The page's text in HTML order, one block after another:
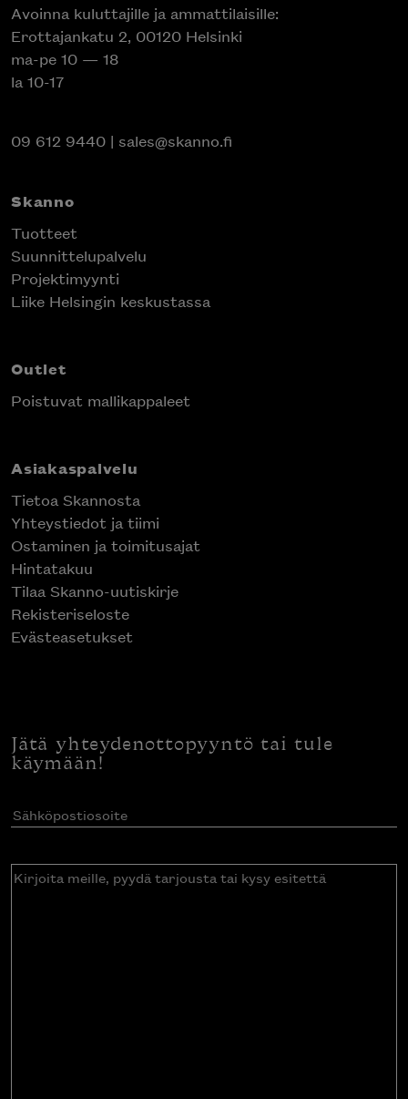
Avoinna kuluttajille ja ammattilaisille:
Erottajankatu 2, 00120 Helsinki
ma-pe 10 — 18
la 10-17
09 612 9440 | sales@skanno.fi
Skanno
Tuotteet
Suunnittelupalvelu
Projektimyynti
Liike Helsingin keskustassa
Outlet
Poistuvat mallikappaleet
Asiakaspalvelu
Tietoa Skannosta
Yhteystiedot ja tiimi
Ostaminen ja toimitusajat
Hintatakuu
Tilaa Skanno-uutiskirje
Rekisteriseloste
Evästeasetukset
Jätä yhteydenottopyyntö tai tule
käymään!
Sähköpostiosoite(Pakollinen)
Kirjoita